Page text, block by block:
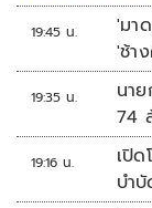
19:45 น.
'มา
'ช้า
19:35 น.
นา
74
19:16 น.
เปิ
บำ